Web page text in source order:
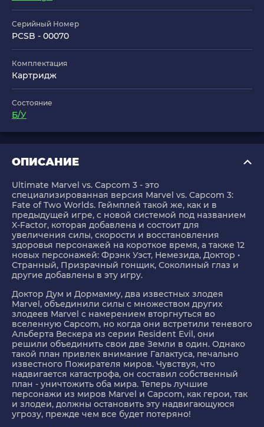
Серийный Номер
PCSB - 00070
Комплектация
Картридж
Состояние
Б/У
ОПИСАНИЕ
Ultimate Marvel vs. Capcom 3 - это
специализированная версия Marvel vs. Capcom 3:
Fate of Two Worlds. Геймплей такой же, как и в
предыдущей игре, с новой системой под названием
X-Factor, которая добавлена ​​и состоит для
увеличения силы, скорости и восстановления
здоровья персонажей на короткое время, а также 12
новых персонажей: Фрэнк Уэст, Немезида, Доктор •
Странный, Призрачный гонщик, Соколиный глаз и
другие добавлены в эту игру.
Доктор Дум и Дормамму, два известных злодея
Marvel, объединили силы с множеством других
злодеев Marvel с намерением вторгнуться во
вселенную Capcom, но когда они встретили теневого
Альберта Вескера из серии Resident Evil, они
решили объединить свои две Земли в один. Однако
такой план привлек внимание Галактуса, печально
известного Пожирателя миров. Чувствуя, что
надвигается катастрофа, он составил собственный
план - уничтожить оба мира. Теперь лучшие
персонажи из миров Marvel и Capcom, как герои, так
и злодеи, должны остановить эту надвигающуюся
угрозу, прежде чем все будет потеряно!